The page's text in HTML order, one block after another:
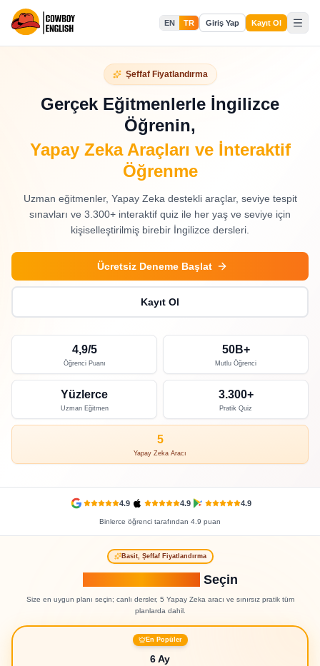
EN TR Giriş Yap Kayıt Ol
Şeffaf Fiyatlandırma
Gerçek Eğitmenlerle İngilizce
Öğrenin,
Yapay Zeka Araçları ve İnteraktif
Öğrenme
Uzman eğitmenler, Yapay Zeka destekli araçlar, seviye tespit
sınavları ve 3.300+ interaktif quiz ile her yaş ve seviye için
kişiselleştirilmiş birebir İngilizce dersleri.
Ücretsiz Deneme Başlat
Kayıt Ol
4,9/5
Öğrenci Puanı
50B+
Mutlu Öğrenci
Yüzlerce
Uzman Eğitmen
3.300+
Pratik Quiz
5
Yapay Zeka Aracı
4.9 4.9 4.9
Binlerce öğrenci tarafından 4.9 puan
Basit, Şeffaf Fiyatlandırma
Seçin
Size en uygun planı seçin; canlı dersler, 5 Yapay Zeka aracı ve sınırsız pratik tüm
planlarda dahil.
En Popüler
6 Ay